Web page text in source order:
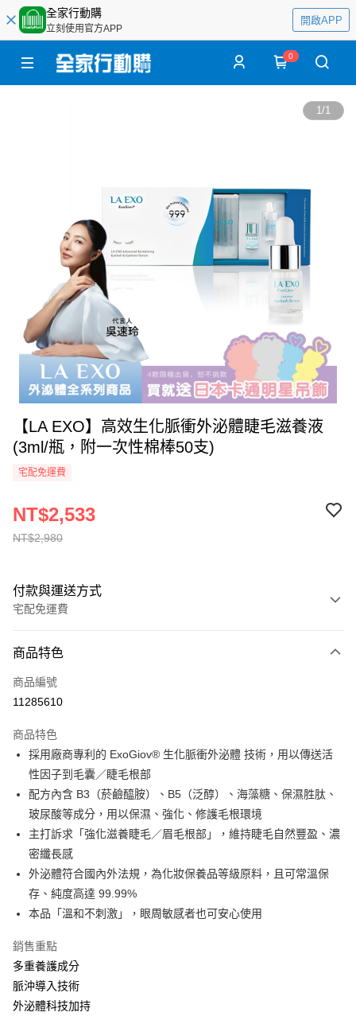
全家行動購
立刻使用官方APP
開啟APP
0
1/1
【LA EXO】高效生化脈衝外泌體睫毛滋養液
(3ml/瓶，附一次性棉棒50支)
宅配免運費
NT$2,980
NT$2,533
付款與運送方式
宅配免運費
全家線上支付
運送方式
本島宅配-活動商品
免運費
離島宅配-常溫商品
免運費
商品特色
商品編號
11285610
商品特色
採用廠商專利的 ExoGiov® 生化脈衝外泌體 技術，用以傳送活
性因子到毛囊／睫毛根部
配方內含 B3（菸鹼醯胺）、B5（泛醇）、海藻糖、保濕胜肽、
玻尿酸等成分，用以保濕、強化、修護毛根環境
主打訴求「強化滋養睫毛／眉毛根部」，維持睫毛自然豐盈、濃
密纖長感
外泌體符合國內外法規，為化妝保養品等級原料，且可常溫保
存、純度高達 99.99%
本品「溫和不刺激」，眼周敏感者也可安心使用
銷售重點
多重養護成分
脈沖導入技術
外泌體科技加持